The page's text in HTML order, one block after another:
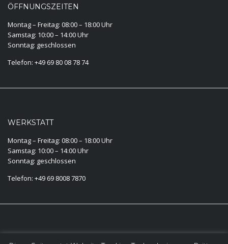
ÖFFNUNGSZEITEN
Montag – Freitag: 08:00 – 18:00 Uhr
Samstag: 10:00 – 14:00 Uhr
Sonntag: geschlossen
Telefon: +49 69 80 08 78 74
WERKSTATT
Montag – Freitag: 08:00 – 18:00 Uhr
Samstag: 10:00 – 14:00 Uhr
Sonntag: geschlossen
Telefon: +49 69 8008 7870